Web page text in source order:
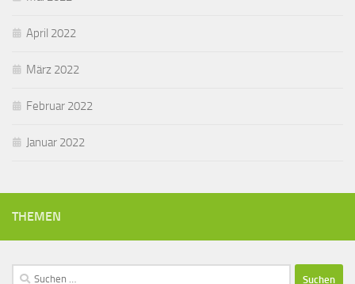
April 2022
März 2022
Februar 2022
Januar 2022
THEMEN
Suchen